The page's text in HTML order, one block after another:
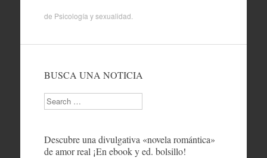
de Psicología y sexualidad
BUSCA UNA NOTICIA
Search
Descubre una divulgativa «novela romántica»
de amor real ¡En ebook y ed. bolsillo!